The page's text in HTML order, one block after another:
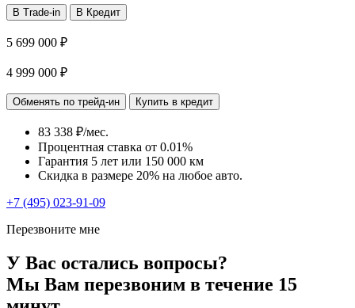
В Trade-in В Кредит
5 699 000 ₽
4 999 000 ₽
Обменять по трейд-ин Купить в кредит
83 338 ₽/мес.
Процентная ставка от 0.01%
Гарантия 5 лет или 150 000 км
Скидка в размере 20% на любое авто.
+7 (495) 023-91-09
Перезвоните мне
У Вас остались вопросы?
Мы Вам перезвоним в течение 15